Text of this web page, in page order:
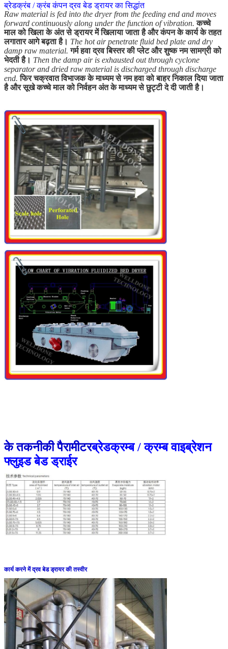
ब्रेडक्रंब / क्रंब कंपन द्रव बेड ड्रायर का सिद्धांत
Raw material is fed into the dryer from the feeding end and moves
forward continuously along under the function of vibration. कच्चे
माल को खिला के अंत से ड्रायर में खिलाया जाता है और कंपन के कार्य के तहत
लगातार आगे बढ़ता है। The hot air penetrate fluid bed plate and dry
damp raw material. गर्म हवा द्रव बिस्तर की प्लेट और शुष्क नम सामग्री को
भेदती है। Then the damp air is exhausted out through cyclone
separator and dried raw material is discharged through discharge
end. फिर चक्रवात विभाजक के माध्यम से नम हवा को बाहर निकाल दिया जाता
है और सूखे कच्चे माल को निर्वहन अंत के माध्यम से छुट्टी दे दी जाती है।
के तकनीकी पैरामीटरब्रेडक्रम्ब / क्रम्ब वाइब्रेशन
फ्लुइड बेड ड्राईर
कार्य करने में द्रव बेड ड्रायर की तस्वीर